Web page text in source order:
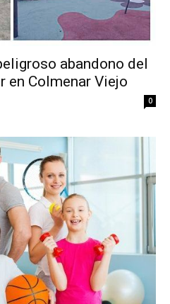
abandono del
en Colmenar Viejo
0